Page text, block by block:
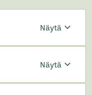
Näytä
Näytä